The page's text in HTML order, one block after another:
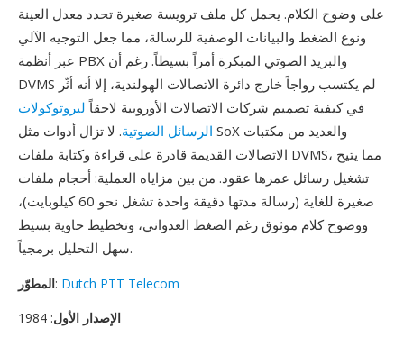
على وضوح الكلام. يحمل كل ملف ترويسة صغيرة تحدد معدل العينة
ونوع الضغط والبيانات الوصفية للرسالة، مما جعل التوجيه الآلي
عبر أنظمة PBX والبريد الصوتي المبكرة أمراً بسيطاً. رغم أن
DVMS لم يكتسب رواجاً خارج دائرة الاتصالات الهولندية، إلا أنه أثّر
في كيفية تصميم شركات الاتصالات الأوروبية لاحقاً لبروتوكولات
الرسائل الصوتية. لا تزال أدوات مثل SoX والعديد من مكتبات
الاتصالات القديمة قادرة على قراءة وكتابة ملفات DVMS، مما يتيح
تشغيل رسائل عمرها عقود. من بين مزاياه العملية: أحجام ملفات
صغيرة للغاية (رسالة مدتها دقيقة واحدة تشغل نحو 60 كيلوبايت)،
ووضوح كلام موثوق رغم الضغط العدواني، وتخطيط حاوية بسيط
سهل التحليل برمجياً.
المطوّر: Dutch PTT Telecom
الإصدار الأول: 1984